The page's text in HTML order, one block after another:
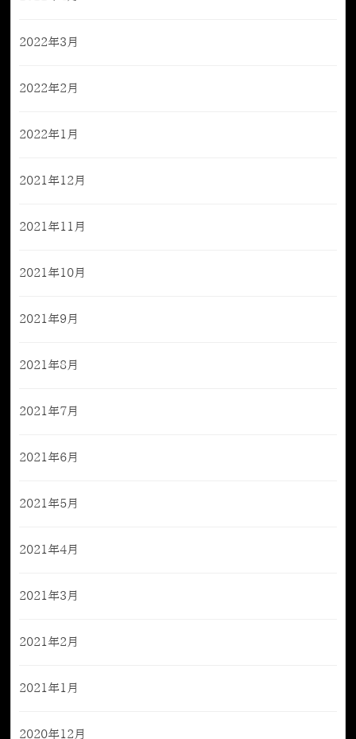
2022年3月
2022年2月
2022年1月
2021年12月
2021年11月
2021年10月
2021年9月
2021年8月
2021年7月
2021年6月
2021年5月
2021年4月
2021年3月
2021年2月
2021年1月
2020年12月